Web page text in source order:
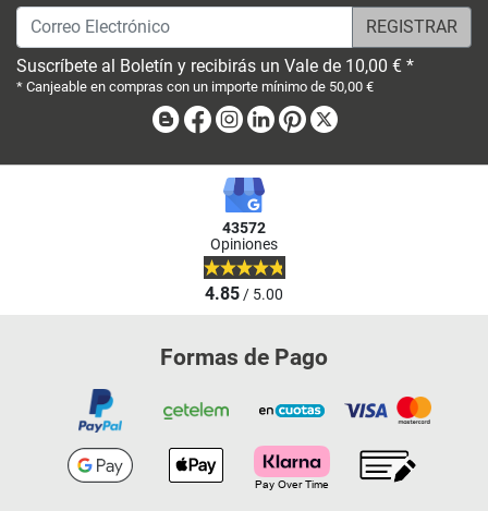
Correo Electrónico
Suscríbete al Boletín y recibirás un Vale de 10,00 € *
* Canjeable en compras con un importe mínimo de 50,00 €
BlogFacebook
Instagram
LinkedinPinterest
43572
Opiniones
4.85/ 5.00
Formas de Pago